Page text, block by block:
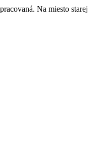
Na miesto starej